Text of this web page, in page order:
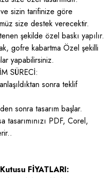
sizin tarifinize göre
size destek verecektir.
şekilde özel baskı yapılır.
gofre kabartma Özel şekilli
yapabilirsiniz.
SÜRECİ:
sonra teklif
sonra tasarım başlar.
tasarımınızı PDF, Corel,
FİYATLARI: